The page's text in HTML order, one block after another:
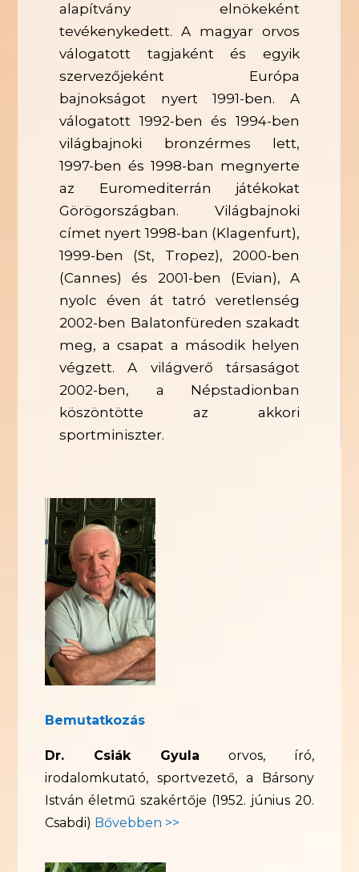
alapítvány elnökeként
tevékenykedett. A magyar orvos
válogatott tagjaként és egyik
szervezőjeként Európa
bajnokságot nyert 1991-ben. A
válogatott 1992-ben és 1994-ben
világbajnoki bronzérmes lett,
1997-ben és 1998-ban megnyerte
az Euromediterrán játékokat
Görögországban. Világbajnoki
címet nyert 1998-ban (Klagenfurt),
1999-ben (St, Tropez), 2000-ben
(Cannes) és 2001-ben (Evian), A
nyolc éven át tatró veretlenség
2002-ben Balatonfüreden szakadt
meg, a csapat a második helyen
végzett. A világverő társaságot
2002-ben, a Népstadionban
köszöntötte az akkori
sportminiszter.
Bemutatkozás
Dr. Csiák Gyula orvos, író,
irodalomkutató, sportvezető, a Bársony
István életmű szakértője (1952. június 20.
Csabdi) Bővebben >>